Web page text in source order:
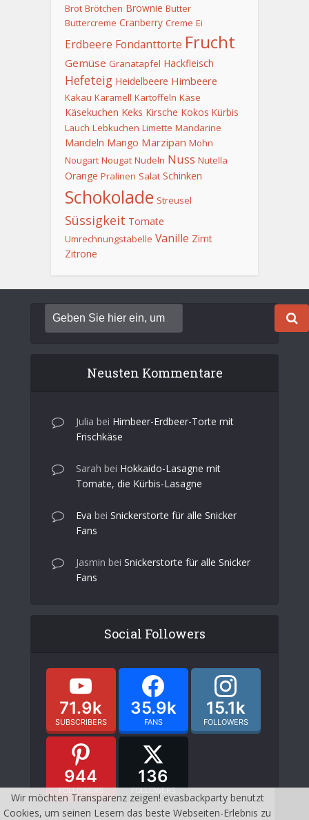
Brot Brötchen Brownie Butter
Buttercreme Cranberry Creme Ei
Erdbeere Fondanttorte Frucht
Gemüse Granatapfel Hackfleisch
Hefeteig Heidelbeere Himbeere
Kakau Karamell Kartoffeln Käse
Käsekuchen Keks Kirsche Kokos Kürbis
Lauch Lebkuchen Limette Mandarine
Mandeln Mango Marzipan Mohn
Nougart Nougat Nudeln Nuss Nutella
Orange Pralinen Salat Schinken
Schokolade Streusel
Süssigkeit Tomate
Umrechnungstabelle Vanille Zimt
Zitrone
Neusten Kommentare
Julia bei Himbeer-Erdbeer-Torte mit
Frischkäse
Sarah bei Hokkaido-Lasagne mit
Tomate, die Kürbis-Lasagne
Eva bei Snickerstorte für alle Snicker
Fans
Jasmin bei Snickerstorte für alle Snicker
Fans
Social Followers
71.9k
SUBSCRIBERS
35.9k
FANS
15.1k
FOLLOWERS
944
FOLLOWERS
136
FOLLOWERS
Wir möchten Transparenz zeigen! evasbackparty benutzt
Cookies, um seinen Lesern das beste Webseiten-Erlebnis zu